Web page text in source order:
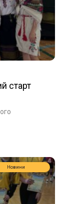
старт
Новини